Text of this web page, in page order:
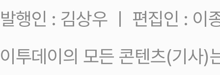
발행인 : 김상우 ㅣ 편집인 : 이
이투데이의 모든 콘텐츠(기사)